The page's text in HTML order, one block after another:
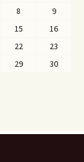
8
9
15
16
22
23
29
30